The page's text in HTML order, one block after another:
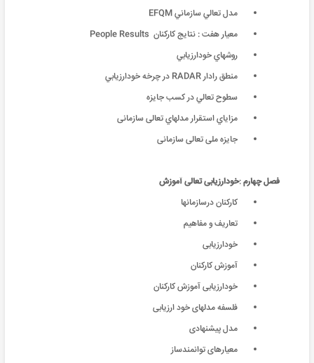
مدل تعالي سازماني EFQM
معيار هفت : نتايج کارکنان People Results
روشهاي خودارزيابي
منطق رادار RADAR در چرخه خودارزيابي
سطوح تعالي در کسب جايزه
مزایاي استقرار مدلهاي تعالی سازمانی
جایزه ملی تعالی سازمانی
فصل چهارم:خودارزیابی تعالی آموزش
کارکنان درسازمانها
تعاریف و مفاهیم
خودارزیابی
آموزش کارکنان
خودارزیابی آموزش کارکنان
فلسفه مدلهای خود ارزیابی
مدل پیشنهادی
معیارهای توانمندساز